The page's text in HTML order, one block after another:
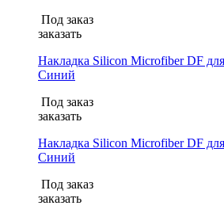
Под заказ
заказать
Накладка Silicon Microfiber DF
Синий
Под заказ
заказать
Накладка Silicon Microfiber DF
Синий
Под заказ
заказать